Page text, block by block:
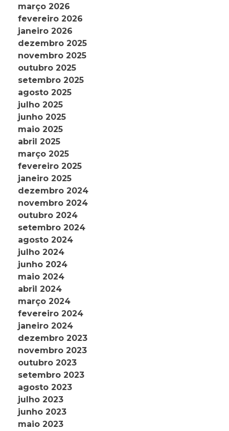
março 2026
fevereiro 2026
janeiro 2026
dezembro 2025
novembro 2025
outubro 2025
setembro 2025
agosto 2025
julho 2025
junho 2025
maio 2025
abril 2025
março 2025
fevereiro 2025
janeiro 2025
dezembro 2024
novembro 2024
outubro 2024
setembro 2024
agosto 2024
julho 2024
junho 2024
maio 2024
abril 2024
março 2024
fevereiro 2024
janeiro 2024
dezembro 2023
novembro 2023
outubro 2023
setembro 2023
agosto 2023
julho 2023
junho 2023
maio 2023